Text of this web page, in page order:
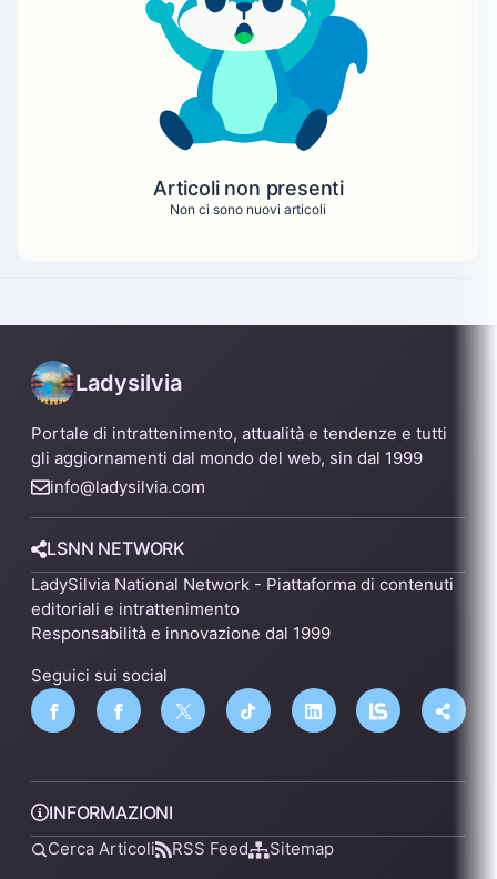
Articoli non presenti
Non ci sono nuovi articoli
Ladysilvia
Portale di intrattenimento, attualità e tendenze e tutti
gli aggiornamenti dal mondo del web, sin dal 1999
info@ladysilvia.com
LSNN NETWORK
LadySilvia National Network - Piattaforma di contenuti
editoriali e intrattenimento
Responsabilità e innovazione dal 1999
Seguici sui social
INFORMAZIONI
Cerca Articoli RSS Feed Sitemap